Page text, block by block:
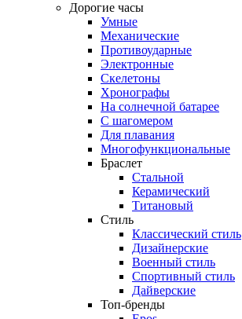
Дорогие часы
Умные
Механические
Противоударные
Электронные
Скелетоны
Хронографы
На солнечной батарее
С шагомером
Для плавания
Многофункциональные
Браслет
Стальной
Керамический
Титановый
Стиль
Классический стиль
Дизайнерские
Военный стиль
Спортивный стиль
Дайверские
Топ-бренды